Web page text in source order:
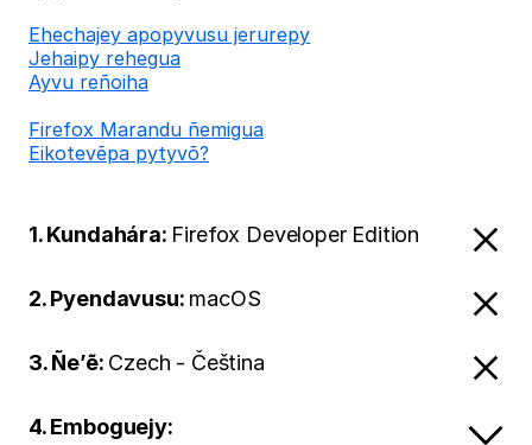
Ehechajey apopyvusu jerurepy
Jehaipy rehegua
Ayvu reñoiha
Firefox Marandu ñemigua
Eikotevẽpa pytyvõ?
1. Kundahára: Firefox Developer Edition
2. Pyendavusu: macOS
3. Ñe’ẽ: Czech - Čeština
4. Emboguejy: